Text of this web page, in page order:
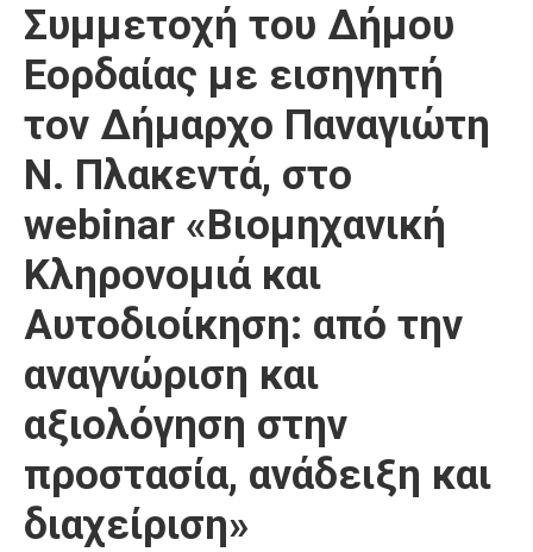
Συμμετοχή του Δήμου
Εορδαίας με εισηγητή
τον Δήμαρχο Παναγιώτη
Ν. Πλακεντά, στο
webinar «Βιομηχανική
Κληρονομιά και
Αυτοδιοίκηση: από την
αναγνώριση και
αξιολόγηση στην
προστασία, ανάδειξη και
διαχείριση»